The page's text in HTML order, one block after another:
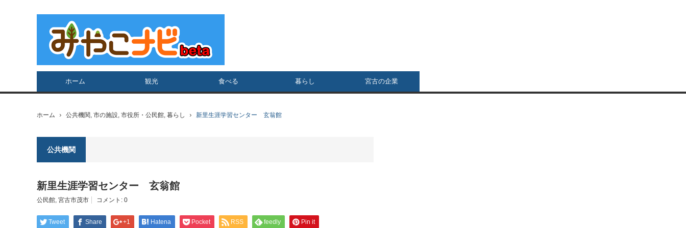
ホーム 観光 食べる 暮らし 宮古の企業
ホーム 公共機関, 市の施設, 市役所・公民館, 暮らし 新里生涯学習センター 玄翁館
公共機関
新里生涯学習センター 玄翁館
公民館, 宮古市茂市 コメント: 0
Tweet Share +1 Hatena Pocket RSS feedly Pin it